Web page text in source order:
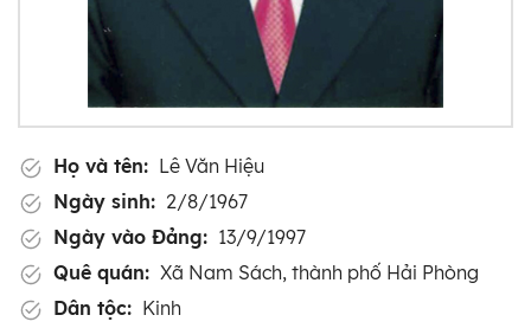
Họ và tên: Lê Văn Hiệu
Ngày sinh: 2/8/1967
Ngày vào Đảng: 13/9/1997
Quê quán: Xã Nam Sách, thành phố Hải Phòng
Dân tộc: Kinh